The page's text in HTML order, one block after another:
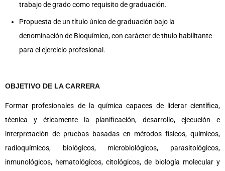
trabajo de grado como requisito de graduación.
Propuesta de un título único de graduación bajo la
denominación de Bioquímico, con carácter de título habilitante
para el ejercicio profesional.
OBJETIVO DE LA CARRERA
Formar profesionales de la química capaces de liderar científica,
técnica y éticamente la planificación, desarrollo, ejecución e
interpretación de pruebas basadas en métodos físicos, químicos,
radioquímicos, biológicos, microbiológicos, parasitológicos,
inmunológicos, hematológicos, citológicos, de biología molecular y